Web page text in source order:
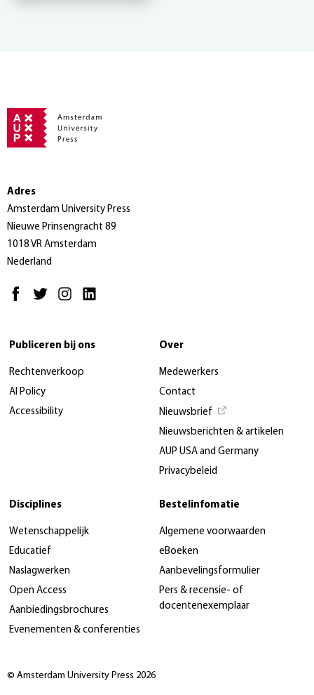
Adres
Amsterdam University Press
Nieuwe Prinsengracht 89
1018 VR Amsterdam
Nederland
Publiceren bij ons
Rechtenverkoop
AI Policy
Accessibility
Over
Medewerkers
Contact
Nieuwsbrief
Nieuwsberichten & artikelen
AUP USA and Germany
Privacybeleid
Disciplines
Wetenschappelijk
Educatief
Naslagwerken
Open Access
Aanbiedingsbrochures
Evenementen & conferenties
Bestelinfomatie
Algemene voorwaarden
eBoeken
Aanbevelingsformulier
Pers & recensie- of
docentenexemplaar
© Amsterdam University Press 2026